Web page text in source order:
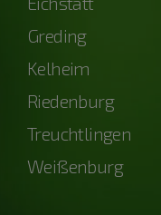
Greding
Kelheim
Riedenburg
Treuchtlingen
Weißenburg